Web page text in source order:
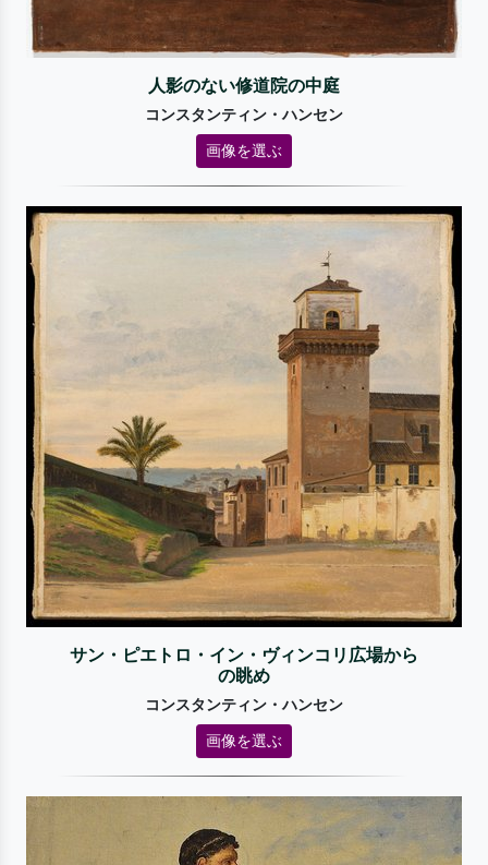
人影のない修道院の中庭
コンスタンティン・ハンセン
画像を選ぶ
サン・ピエトロ・イン・ヴィンコリ広場から
の眺め
コンスタンティン・ハンセン
画像を選ぶ